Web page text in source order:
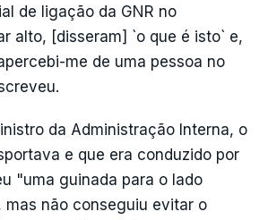
de ligação da GNR no
alto, [disseram] `o que é isto` e,
me de uma pessoa no
da Administração Interna, o
e que era conduzido por
"uma guinada para o lado
não conseguiu evitar o